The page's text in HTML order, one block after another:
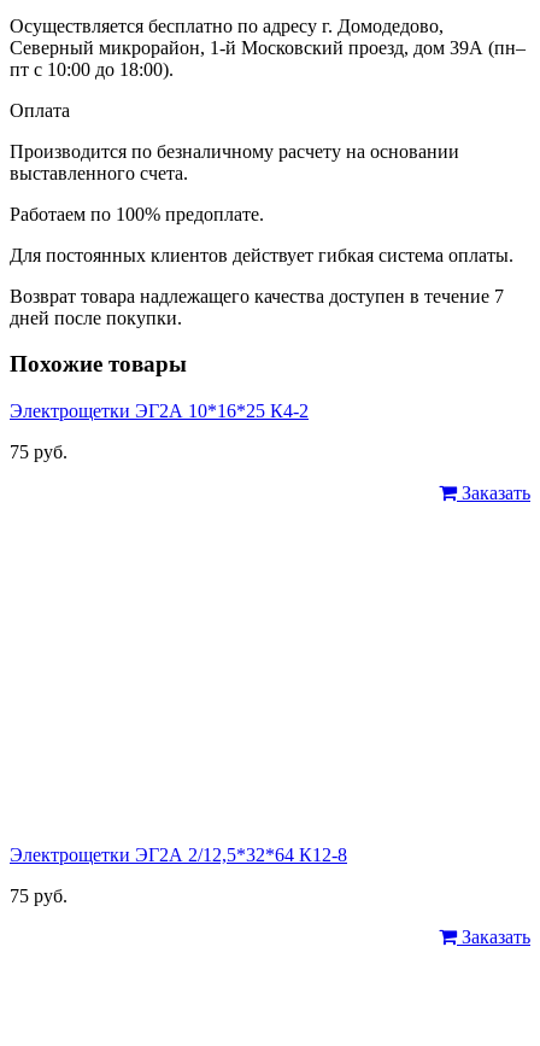
Осуществляется бесплатно по адресу г. Домодедово,
Северный микрорайон, 1-й Московский проезд, дом 39А (пн–
пт с 10:00 до 18:00).
Оплата
Производится по безналичному расчету на основании
выставленного счета.
Работаем по 100% предоплате.
Для постоянных клиентов действует гибкая система оплаты.
Возврат товара надлежащего качества доступен в течение 7
дней после покупки.
Похожие товары
Электрощетки ЭГ2А 10*16*25 К4-2
75 руб.
Заказать
Электрощетки ЭГ2А 2/12,5*32*64 К12-8
75 руб.
Заказать